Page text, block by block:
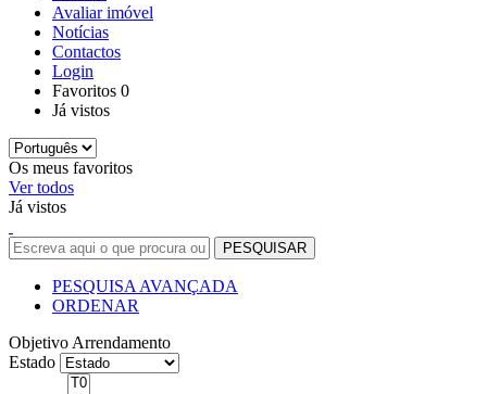
Avaliar imóvel
Notícias
Contactos
Login
Favoritos 0
Já vistos
Os meus favoritos
Ver todos
Já vistos
PESQUISA AVANÇADA
ORDENAR
Objetivo Arrendamento
Estado